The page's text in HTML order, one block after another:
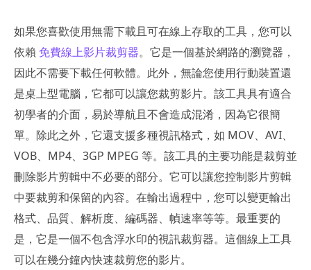
如果您喜歡使用無需下載且可在線上存取的工具，您可以
依賴 免費線上影片裁剪器。它是一個基於網路的瀏覽器，
因此不需要下載任何軟體。此外，無論您使用行動裝置還
是桌上型電腦，它都可以讓您裁剪影片。該工具具有適合
初學者的介面，易於導航且不會造成混淆，因為它很簡
單。除此之外，它還支援多種視訊格式，如 MOV、AVI、
VOB、MP4、3GP MPEG 等。該工具的主要功能是裁剪並
刪除影片剪輯中不必要的部分。它可以讓您控制影片剪輯
中要裁剪和保留的內容。在輸出過程中，您可以變更輸出
格式、品質、解析度、編碼器、幀速率等等。最重要的
是，它是一個不包含浮水印的視訊裁剪器。這個線上工具
可以在幾分鐘內快速裁剪您的影片。